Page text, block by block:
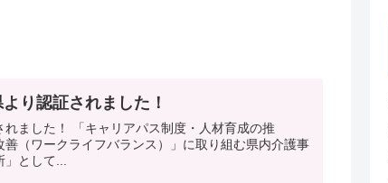
り認証されました！
度・人材育成の推
（ワークライフバランス）」に取り組む県内介護事
として...